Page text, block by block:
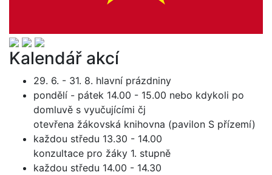
Kalendář akcí
29. 6. - 31. 8. hlavní prázdniny
pondělí - pátek 14.00 - 15.00 nebo kdykoli po
domluvě s vyučujícími čj
otevřena žákovská knihovna (pavilon S přízemí)
každou středu 13.30 - 14.00
konzultace pro žáky 1. stupně
každou středu 14.00 - 14.30